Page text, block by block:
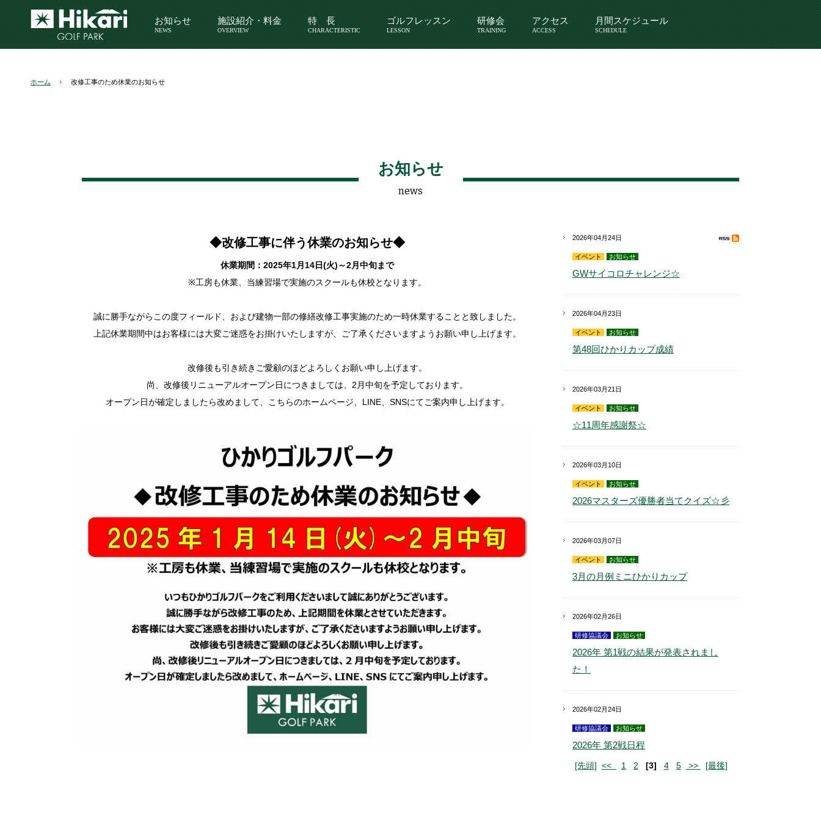
お知らせ
NEWS
施設紹介・料金
OVERVIEW
特 長
CHARACTERISTIC
ゴルフレッスン
LESSON
研修会
TRAINING
アクセス
ACCESS
月間スケジュール
SCHEDULE
ホーム 改修工事のため休業のお知らせ
お知らせ
news
◆改修工事に伴う休業のお知らせ◆
休業期間：2025年1月14日(火)～2月中旬まで
※工房も休業、当練習場で実施のスクールも休校となります。
誠に勝手ながらこの度フィールド、および建物一部の修繕改修工事実施のため一時休業することと致しました。
上記休業期間中はお客様には大変ご迷惑をお掛けいたしますが、ご了承くださいますようお願い申し上げます。
改修後も引き続きご愛顧のほどよろしくお願い申し上げます。
尚、改修後リニューアルオープン日につきましては、2月中旬を予定しております。
オープン日が確定しましたら改めまして、こちらのホームページ、LINE、SNSにてご案内申し上げます。
2026年04月24日
イベント お知らせ
GWサイコロチャレンジ☆
2026年04月23日
イベント お知らせ
第48回ひかりカップ成績
2026年03月21日
イベント お知らせ
☆11周年感謝祭☆
2026年03月10日
イベント お知らせ
2026マスターズ優勝者当てクイズ☆彡
2026年03月07日
イベント お知らせ
3月の月例ミニひかりカップ
2026年02月26日
研修協議会 お知らせ
2026年 第1戦の結果が発表されまし
た！
2026年02月24日
研修協議会 お知らせ
2026年 第2戦日程
[先頭] << 1 2 [3] 4 5 >> [最後]